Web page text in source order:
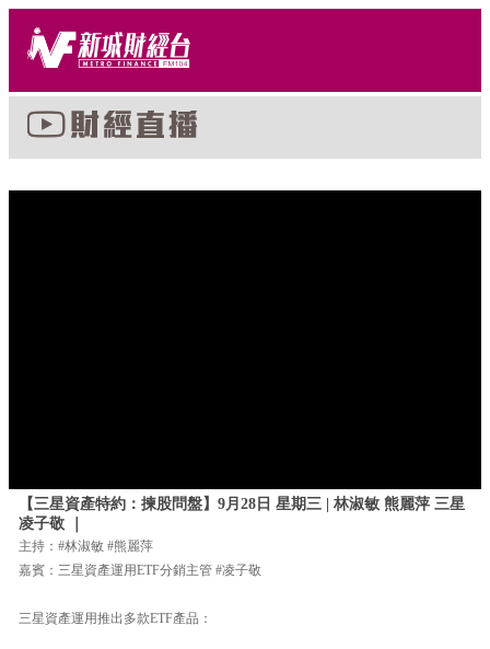
【三星資產特約：揀股問盤】9月28日 星期三 | 林淑敏 熊麗萍 三星
凌子敬 ｜
主持：#林淑敏 #熊麗萍
嘉賓：三星資產運用ETF分銷主管 #凌子敬
三星資產運用推出多款ETF產品：